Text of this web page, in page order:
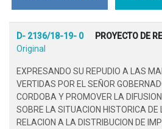
D- 2136/18-19- 0 PROYECTO DE
Original
EXPRESANDO SU REPUDIO A LAS
VERTIDAS POR EL SEÑOR
CORDOBA Y PROMOVER LA
SOBRE LA SITUACION HISTORICA DE
RELACION A LA DISTRIBUCION DE